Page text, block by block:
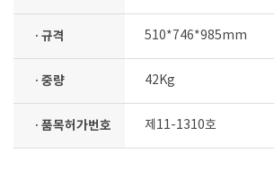
· 규격 510*746*985mm
· 중량 42Kg
· 품목허가번호 제11-1310호